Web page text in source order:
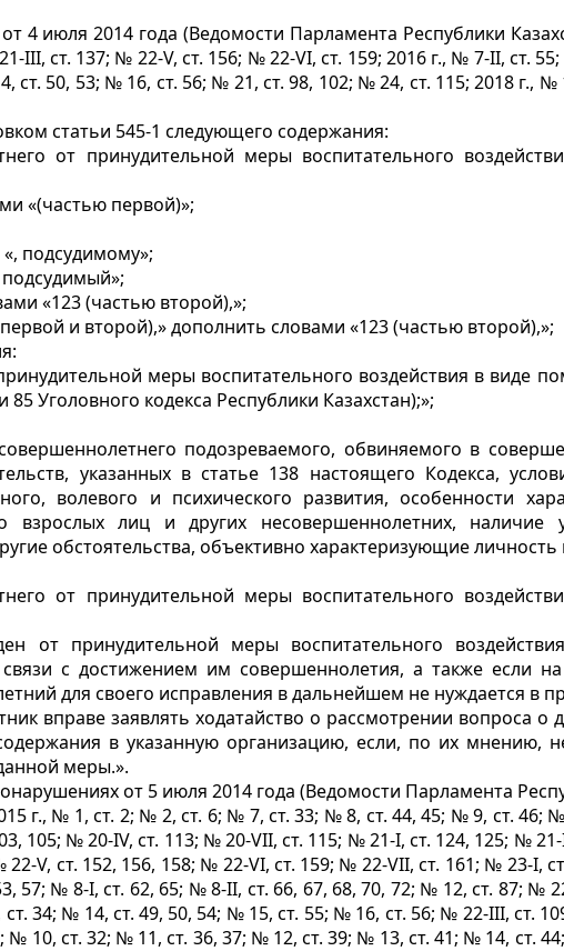
4 июля 2014 года (Ведомости Парламента Республики
III, ст. 137; № 22-V, ст. 156; № 22-VI, ст. 159; 2016 г., № 7-II, ст.
50, 53; № 16, ст. 56; № 21, ст. 98, 102; № 24, ст. 115; 2018 г.,
статьи 545-1 следующего содержания:
от принудительной меры воспитательного
«(частью первой)»;
подсудимому»;
«123 (частью второй),»;
и второй),» дополнить словами «123 (частью второй),»;
меры воспитательного воздействия в виде
Уголовного кодекса Республики Казахстан);»;
подозреваемого, обвиняемого в
указанных в статье 138 настоящего Кодекса,
волевого и психического развития, особенности
лиц и других несовершеннолетних, наличие
обстоятельства, объективно характеризующие
от принудительной меры воспитательного
от принудительной меры воспитательного
с достижением им совершеннолетия, а также если
для своего исправления в дальнейшем не нуждается в
вправе заявлять ходатайство о рассмотрении вопроса
в указанную организацию, если, по их мнению,
меры.».
от 5 июля 2014 года (Ведомости Парламента
г., № 1, ст. 2; № 2, ст. 6; № 7, ст. 33; № 8, ст. 44, 45; № 9, ст. 46;
105; № 20-IV, ст. 113; № 20-VII, ст. 115; № 21-І, ст. 124, 125; №
V, ст. 152, 156, 158; № 22-VI, ст. 159; № 22-VII, ст. 161; № 23-І,
57; № 8-І, ст. 62, 65; № 8-II, ст. 66, 67, 68, 70, 72; № 12, ст. 87; №
34; № 14, ст. 49, 50, 54; № 15, ст. 55; № 16, ст. 56; № 22-III, ст.
10, ст. 32; № 11, ст. 36, 37; № 12, ст. 39; № 13, ст. 41; № 14, ст.